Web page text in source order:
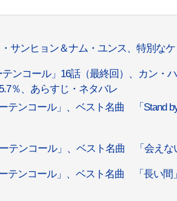
サンヒョン＆ナム・ユンス、特別な
ンコール」16話（最終回）、カン・
％、あらすじ・ネタバレ
ンコール」、ベスト名曲 「Stand
テンコール」、ベスト名曲 「会えな
ンコール」、ベスト名曲 「長い間